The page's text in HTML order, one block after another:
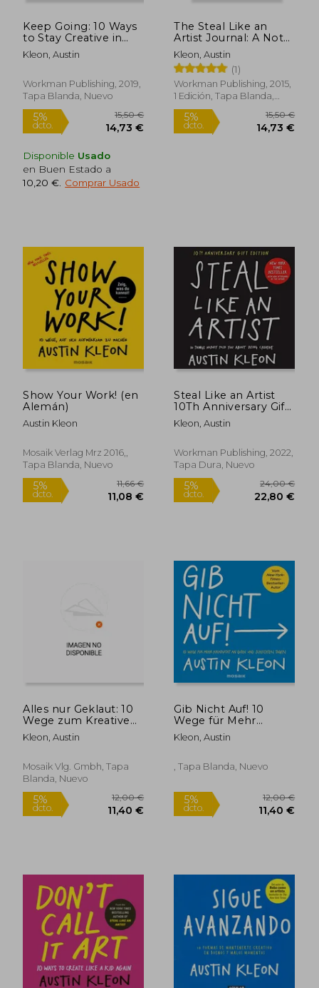
dcto. 14,73 € dcto.
Keep Going: 10 Ways
to Stay Creative in
Good Times and bad
(en Inglés)
Kleon, Austin
Workman Publishing, 2019,
Tapa Blanda, Nuevo
5%
dcto. 14,73 €
Disponible Usado
en Buen Estado a
10,20 € Comprar Usado
The Steal Like an
Artist Journal: A Not
for Creative
Kleptomaniacs (en
Inglés)
Kleon, Austin
(1)
Workman Publishing, 2015,
1 Edición, Tapa Blanda,
Nuevo
5%
dcto.
Show Your Work! (en
Alemán)
Austin Kleon
Mosaik Verlag Mrz 2016,,
Tapa Blanda, Nuevo
dcto. 11,08 €
Steal Like an Artist
10Th Anniversary Gift
Edition: 10 Things
Nobody'S Told you
(Austin Kleon) (en
Inglés)
Kleon, Austin
Workman Publishing, 2022,
Tapa Dura, Nuevo
dcto.
Alles nur Geklaut: 10
Wege zum Kreativen
Durchbruch - am
Puls der Zeit - new
- (en Alemán)
Kleon, Austin
Mosaik Vlg. Gmbh, Tapa
Blanda, Nuevo
Gib Nicht Auf! 10
Wege für Mehr
Kreativität an Guten
und Schlechten
York-Times-
Kleon, Austin
, Tapa Blanda, Nuevo